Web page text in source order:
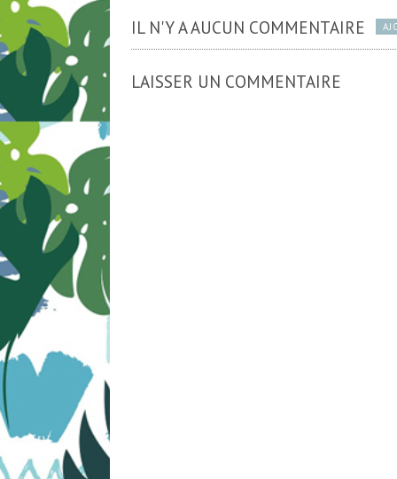
IL N'Y A AUCUN COMMENTAIRE
LAISSER UN COMMENTAIRE